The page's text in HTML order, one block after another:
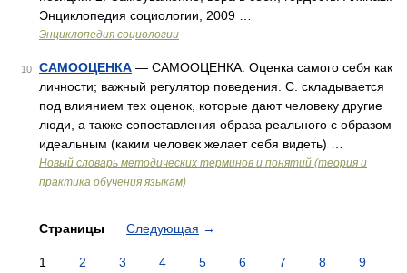
Энциклопедия социологии, 2009 …
Энциклопедия социологии
10 САМООЦЕНКА — САМООЦЕНКА. Оценка самого себя как
личности; важный регулятор поведения. С. складывается
под влиянием тех оценок, которые дают человеку другие
люди, а также сопоставления образа реального с образом
идеальным (каким человек желает себя видеть) …
Новый словарь методических терминов и понятий (теория и
практика обучения языкам)
Страницы Следующая →
1 2 3 4 5 6 7 8
9